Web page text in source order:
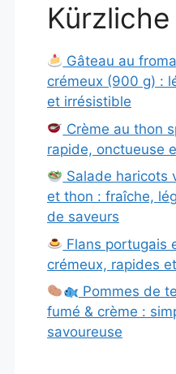
Gâteau au
crémeux (900 g) :
et irrésistible
Crème au thon
rapide, onctueuse
Salade haricots
et thon : fraîche,
de saveurs
Flans portugais
crémeux, rapides
Pommes de
fumé & crème :
savoureuse